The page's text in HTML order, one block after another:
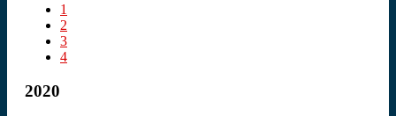
1
2
3
4
2020